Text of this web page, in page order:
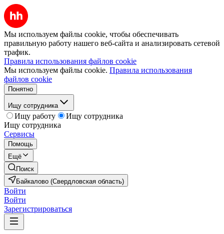
Мы используем файлы cookie, чтобы обеспечивать
правильную работу нашего веб-сайта и анализировать сетевой
трафик.
Правила использования файлов cookie
Мы используем файлы cookie. Правила использования
файлов cookie
Понятно
Ищу сотрудника
Ищу работу
Ищу сотрудника
Ищу сотрудника
Сервисы
Помощь
Ещё
Поиск
Байкалово (Свердловская область)
Войти
Войти
Зарегистрироваться